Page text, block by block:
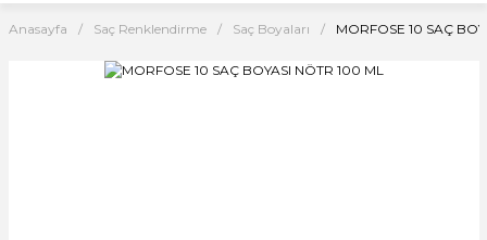
Anasayfa Saç Renklendirme Saç Boyaları MORFOSE 10 SAÇ